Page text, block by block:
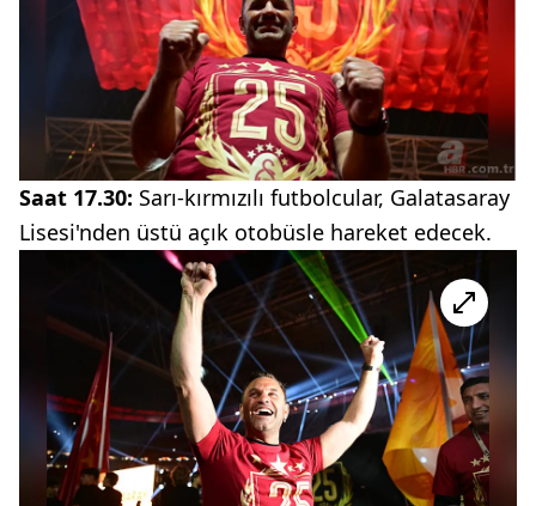
Saat 17.30: Sarı-kırmızılı futbolcular, Galatasaray
Lisesi'nden üstü açık otobüsle hareket edecek.